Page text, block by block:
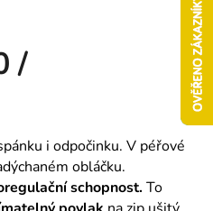
/
i odpočinku. V péřové
obláčku.
schopnost.To